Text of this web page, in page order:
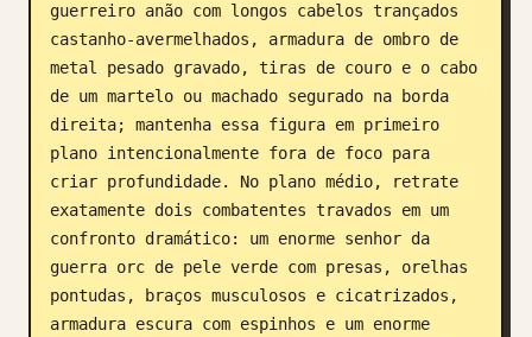
guerreiro anão com longos cabelos trançados
castanho-avermelhados, armadura de ombro de
metal pesado gravado, tiras de couro e o cabo
de um martelo ou machado segurado na borda
direita; mantenha essa figura em primeiro
plano intencionalmente fora de foco para
criar profundidade. No plano médio, retrate
exatamente dois combatentes travados em um
confronto dramático: um enorme senhor da
guerra orc de pele verde com presas, orelhas
pontudas, braços musculosos e cicatrizados,
armadura escura com espinhos e um enorme